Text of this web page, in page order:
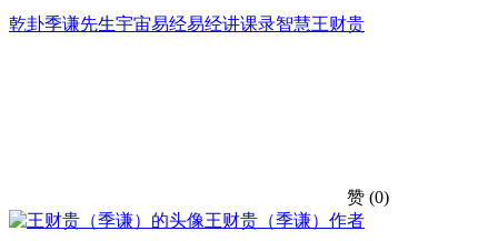
乾卦季谦先生宇宙易经易经讲课录智慧王财贵
赞 (0)
王财贵（季谦） 作者